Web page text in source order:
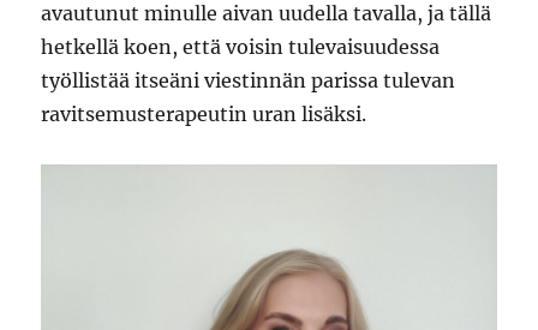
avautunut minulle aivan uudella tavalla, ja tällä
hetkellä koen, että voisin tulevaisuudessa
työllistää itseäni viestinnän parissa tulevan
ravitsemusterapeutin uran lisäksi.